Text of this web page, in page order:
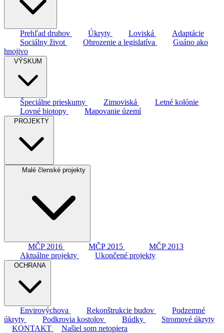
Prehľad druhov Úkryty Loviská
Adaptácie
Sociálny život
Ohrozenie a legislatíva
Guáno ako
hnojivo
VÝSKUM
Špeciálne prieskumy Zimoviská
Letné kolónie
Lovné biotopy
Mapovanie území
PROJEKTY
Malé členské projekty
MČP 2016 MČP 2015
MČP 2013
Aktuálne projekty
Ukončené projekty
OCHRANA
Envirovýchova Rekonštrukcie budov
Podzemné
úkryty
Podkrovia kostolov Búdky
Stromové úkryty
KONTAKT
Našiel som netopiera